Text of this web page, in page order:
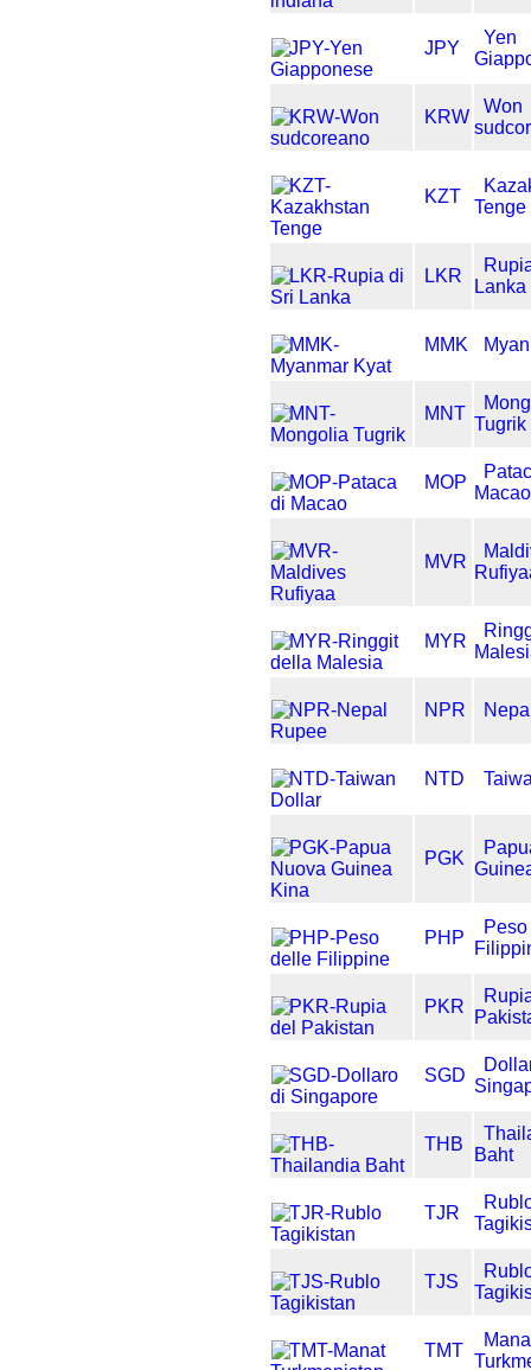
JPY
Yen
KRW
Won
KZT
Tenge
LKR
Lanka
MMK
MNT
Tugrik
MOP
Macao
MVR
MYR
NPR
NTD
PGK
PHP
PKR
SGD
THB
Baht
TJR
TJS
TMT